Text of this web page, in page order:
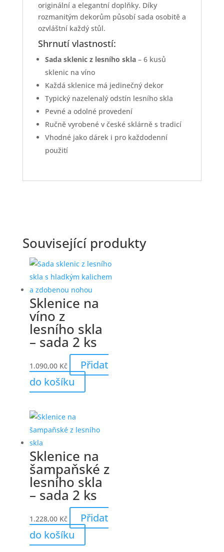
originální a elegantní doplňky. Díky
rozmanitým dekorům působí sada osobitě a
ozvláštní každý stůl.
Shrnutí vlastností:
Sada sklenic z lesního skla– 6 kusů
sklenic na víno
Každá sklenice má jedinečný dekor
Typický nazelenalý odstín lesního skla
Pevné a odolné provedení
Ručně vyrobené v české sklárně s tradicí
Vhodné jako dárek i pro každodenní
použití
Související produkty
Sklenice na
víno z
lesního skla
– sada 2 ks
1.090,00 Kč
Přidat
do košíku
Sklenice na
šampaňské z
lesního skla
– sada 2 ks
1.228,00 Kč
Přidat
do košíku